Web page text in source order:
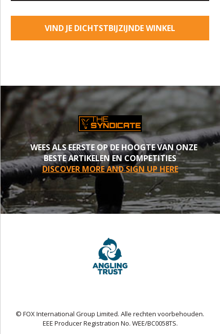
VIND JE DICHTSTBIJZIJNDE WINKEL
WEES ALS EERSTE OP DE HOOGTE VAN ONZE
BESTE ARTIKELEN EN COMPETITIES
DISCOVER MORE AND SIGN UP HERE
© FOX International Group Limited. Alle rechten voorbehouden.
EEE Producer Registration No. WEE/BC0058TS.